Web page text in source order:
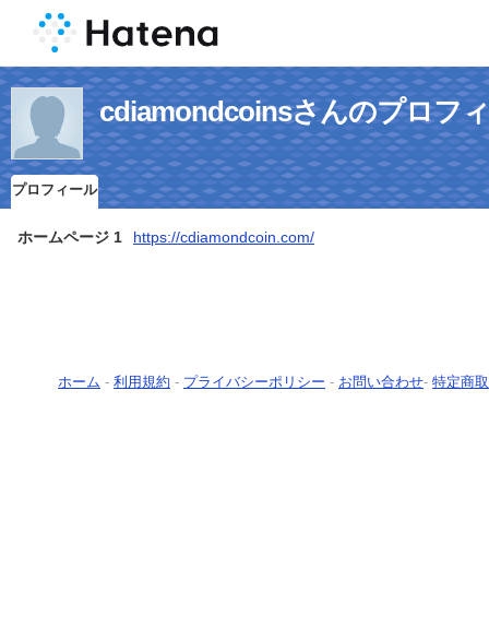
cdiamondcoinsさんのプロフ
プロフィール
ホームページ 1 https://cdiamondcoin.com/
ホーム - 利用規約 - プライバシーポリシー - お問い合わせ- 特定商